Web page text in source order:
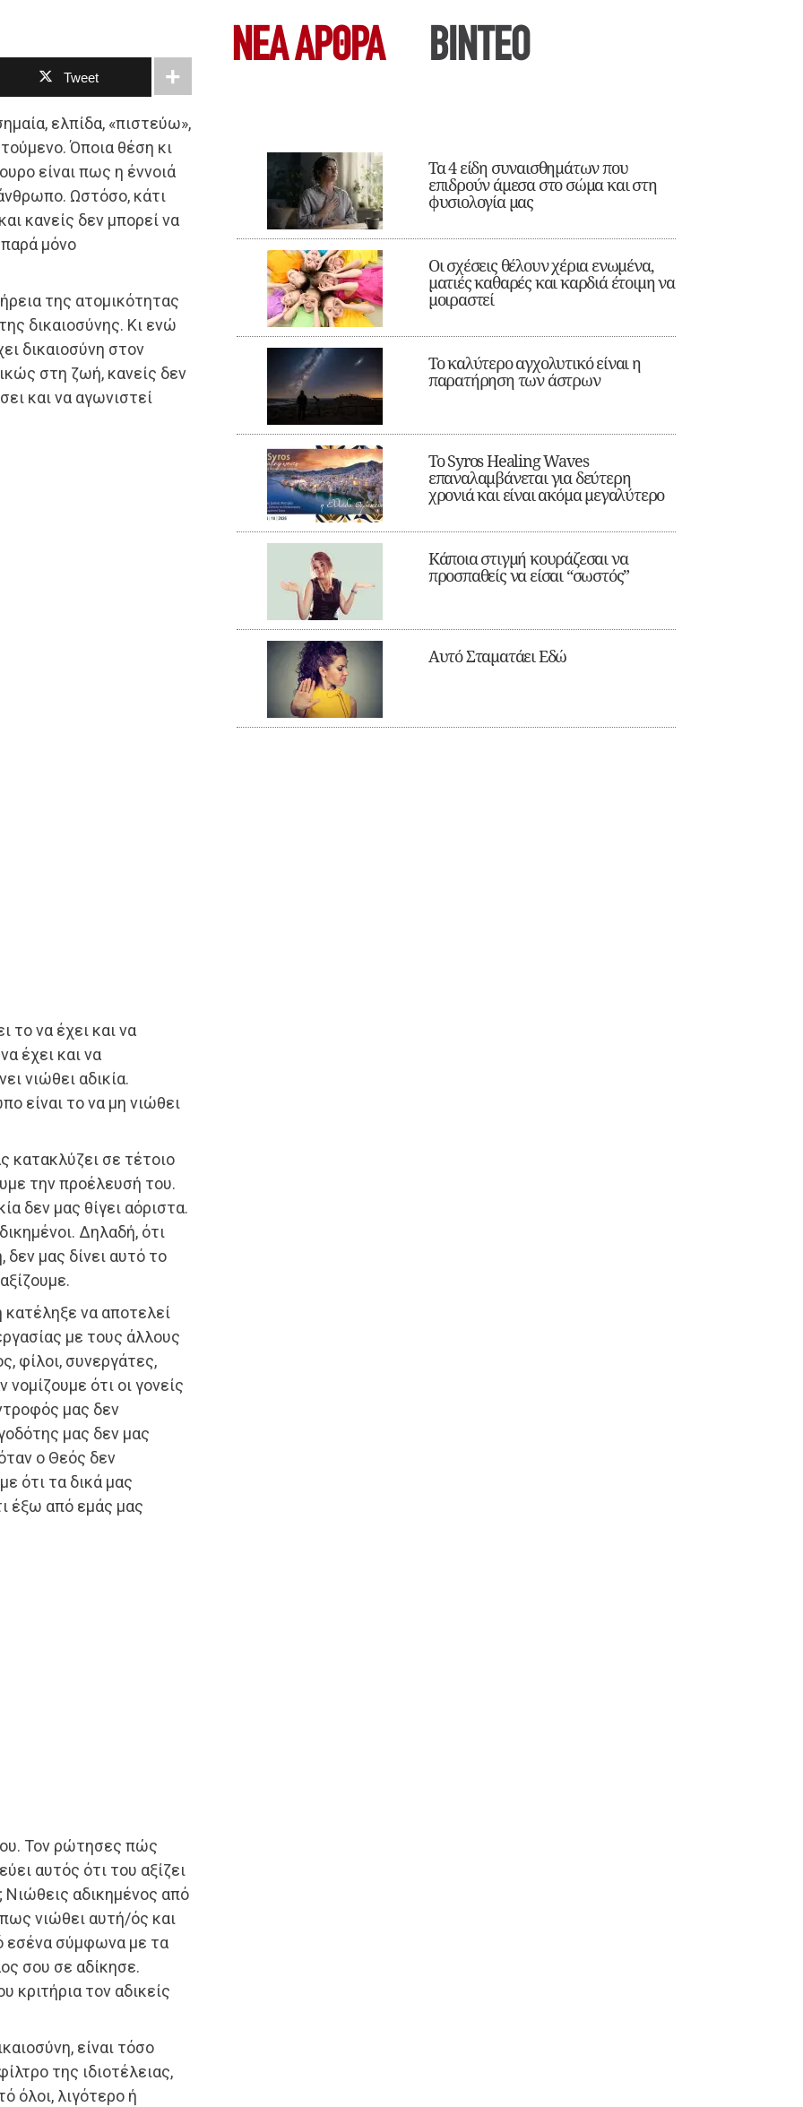
Tweet
ελπίδα, «πιστεύω»,
Όποια θέση κι
είναι πως η έννοιά
Ωστόσο, κάτι
κανείς δεν μπορεί να
μόνο
της ατομικότητας
δικαιοσύνης. Κι ενώ
δικαιοσύνη στον
στη ζωή, κανείς δεν
και να αγωνιστεί
το να έχει και να
έχει και να
νιώθει αδικία.
είναι το να μη νιώθει
κατακλύζει σε τέτοιο
την προέλευσή του.
δεν μας θίγει αόριστα.
Δηλαδή, ότι
δεν μας δίνει αυτό το
να αποτελεί
με τους άλλους
φίλοι, συνεργάτες,
ότι οι γονείς
μας δεν
μας δεν μας
ο Θεός δεν
ότι τα δικά μας
έξω από εμάς μας
Τον ρώτησες πώς
αυτός ότι του αξίζει
Νιώθεις αδικημένος από
νιώθει αυτή/ός και
εσένα σύμφωνα με τα
σου σε αδίκησε.
τον αδικείς
είναι τόσο
της ιδιοτέλειας,
όλοι, λιγότερο ή
ΝΕΑ ΆΡΘΡΑ ΒΙΝΤΕΟ
Τα 4 είδη συναισθημάτων που
επιδρούν άμεσα στο σώμα και στη
φυσιολογία μας
Οι σχέσεις θέλουν χέρια ενωμένα,
ματιές καθαρές και καρδιά έτοιμη να
μοιραστεί
Το καλύτερο αγχολυτικό είναι η
παρατήρηση των άστρων
Το Syros Healing Waves
επαναλαμβάνεται για δεύτερη
χρονιά και είναι ακόμα μεγαλύτερο
Κάποια στιγμή κουράζεσαι να
προσπαθείς να είσαι “σωστός”
Αυτό Σταματάει Εδώ